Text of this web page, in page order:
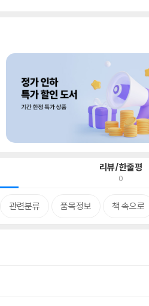
리뷰/한줄평
0
관련분류 품목정보 책 속으로